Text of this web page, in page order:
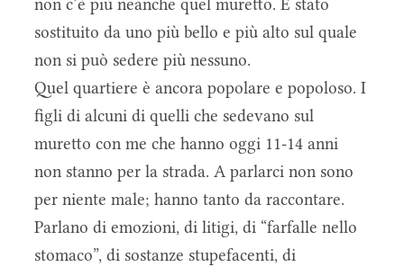
non c’è più neanche quel muretto. È stato
sostituito da uno più bello e più alto sul quale
non si può sedere più nessuno.
Quel quartiere è ancora popolare e popoloso. I
figli di alcuni di quelli che sedevano sul
muretto con me che hanno oggi 11-14 anni
non stanno per la strada. A parlarci non sono
per niente male; hanno tanto da raccontare.
Parlano di emozioni, di litigi, di “farfalle nello
stomaco”, di sostanze stupefacenti, di